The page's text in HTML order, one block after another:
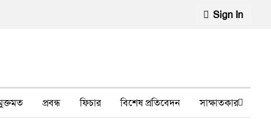
Sign In
প্রবন্ধ ফিচার বিশেষ প্রতিবেদন সাক্ষাতকার